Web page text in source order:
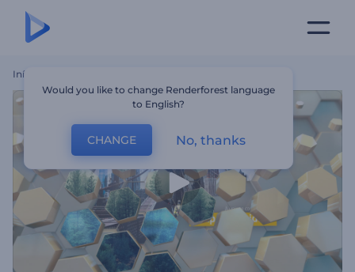
Início
Would you like to change Renderforest language
to English?
CHANGE No, thanks